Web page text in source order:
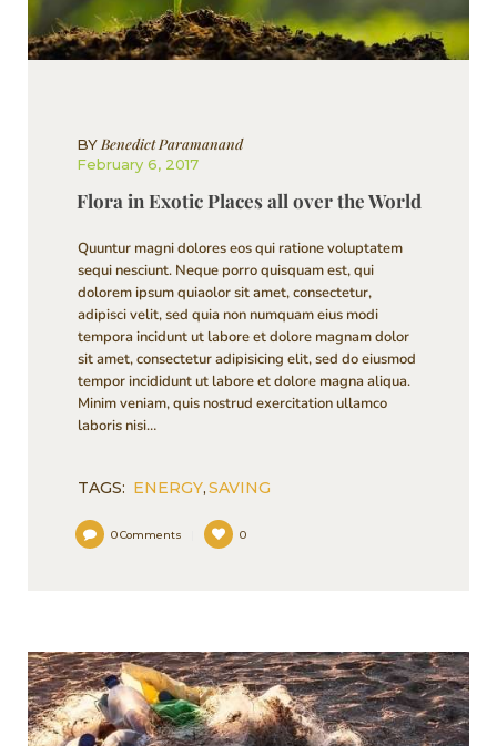
BYBenedict Paramanand
February 6, 2017
Flora in Exotic Places all over the World
Quuntur magni dolores eos qui ratione voluptatem
sequi nesciunt. Neque porro quisquam est, qui
dolorem ipsum quiaolor sit amet, consectetur,
adipisci velit, sed quia non numquam eius modi
tempora incidunt ut labore et dolore magnam dolor
sit amet, consectetur adipisicing elit, sed do eiusmod
tempor incididunt ut labore et dolore magna aliqua.
Minim veniam, quis nostrud exercitation ullamco
laboris nisi…
TAGS: ENERGY,SAVING
0 Comments 0